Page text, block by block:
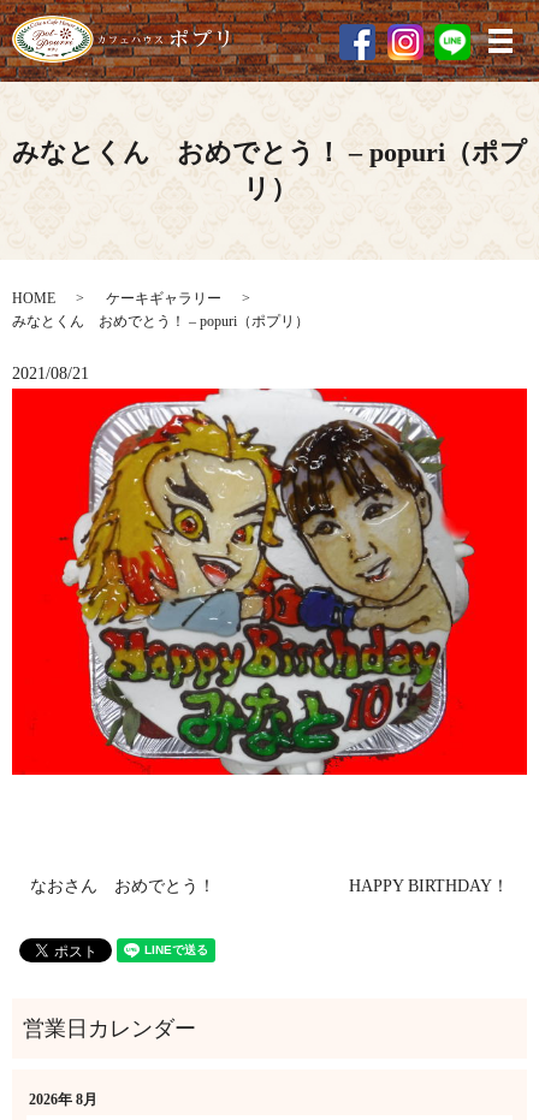
メ
みなとくん おめでとう！ – popuri（ポプ
リ）
HOME
ケーキギャラリー
みなとくん おめでとう！ – popuri（ポプリ）
2021/08/21
なおさん おめでとう！ HAPPY BIRTHDAY！
2026年 8月